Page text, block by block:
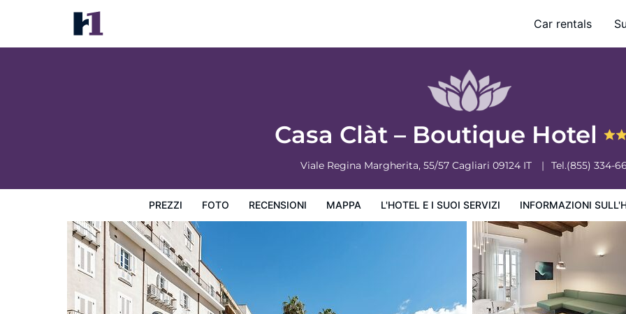
Car rentals
Casa Clàt – Boutique Hotel
Viale Regina Margherita, 55/57 Cagliari 09124 IT Tel.(855) 334-
PREZZI FOTO RECENSIONI MAPPA L'HOTEL E I SUOI SERVIZI INFORMAZIONI
Casa Clàt – Boutique Hotel
Prezzi Condizioni dell'hotel